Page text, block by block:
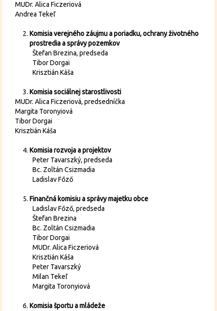
MUDr. Alica Ficzeriová
Andrea Tekeľ
Komisia verejného záujmu a poriadku, ochrany životného
prostredia a správy pozemkov
Štefan Brezina, predseda
Tibor Dorgai
Krisztián Káša
Komisia sociálnej starostlivosti
MUDr. Alica Ficzeriová, predsedníčka
Margita Toronyiová
Tibor Dorgai
Krisztián Káša
Komisia rozvoja a projektov
Peter Tavarszký, predseda
Bc. Zoltán Csizmadia
Ladislav Főző
Finančná komisiu a správy majetku obce
Ladislav Főző, predseda
Štefan Brezina
Bc. Zoltán Csizmadia
Tibor Dorgai
MUDr. Alica Ficzeriová
Krisztián Káša
Peter Tavarszký
Milan Tekeľ
Margita Toronyiová
Komisia športu a mládeže